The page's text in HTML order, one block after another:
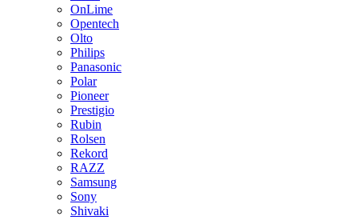
OnLime
Opentech
Olto
Philips
Panasonic
Polar
Pioneer
Prestigio
Rubin
Rolsen
Rekord
RAZZ
Samsung
Sony
Shivaki